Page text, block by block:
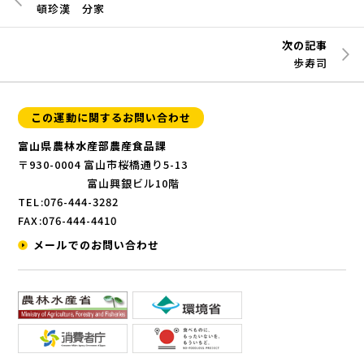
頓珍漢 分家
次の記事
歩寿司
この運動に関するお問い合わせ
富山県農林水産部農産食品課
〒930-0004 富山市桜橋通り5-13
富山興銀ビル10階
TEL:076-444-3282
FAX:076-444-4410
メールでのお問い合わせ